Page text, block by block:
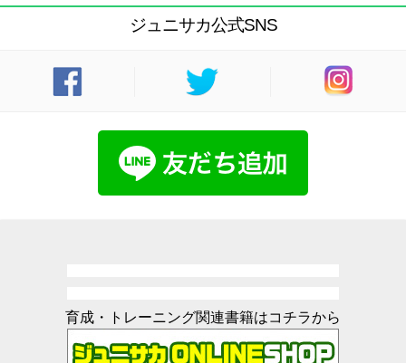
ジュニサカ公式SNS
育成・トレーニング関連書籍はコチラから